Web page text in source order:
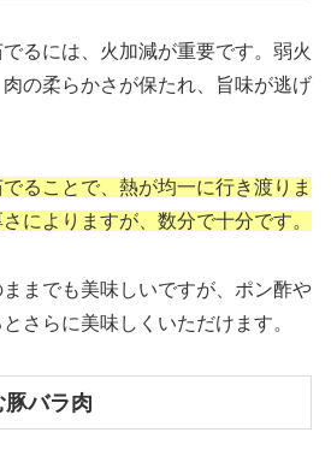
るには、火加減が重要です。弱火
の柔らかさが保たれ、旨味が逃げ
ることで、熱が均一に行き渡りま
によりますが、数分で十分です。
までも美味しいですが、ポン酢や
さらに美味しくいただけます。
バラ肉